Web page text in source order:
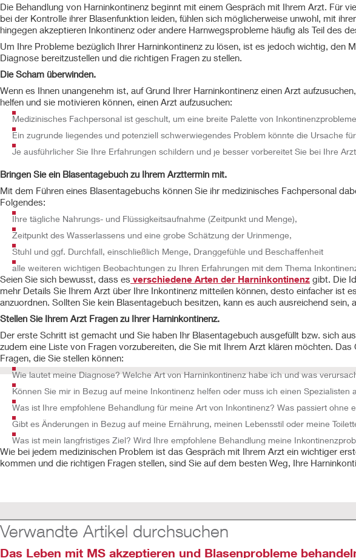
Die Behandlung von Harninkontinenz beginnt mit einem Gespräch mit Ihrem Arzt. Für
bei der Kontrolle ihrer Blasenfunktion leiden, fühlen sich möglicherweise unwohl, mit
hingegen akzeptieren Inkontinenz oder andere Harnwegsprobleme häufig als Teil des
Um Ihre Probleme bezüglich Ihrer Harninkontinenz zu lösen, ist es jedoch wichtig, den
Diagnose bereitzustellen und die richtigen Fragen zu stellen.
Die Scham überwinden.
Wenn es Ihnen unangenehm ist, auf Grund Ihrer Harninkontinenz einen Arzt
helfen und sie motivieren können, einen Arzt aufzusuchen:
Medizinisches Fachpersonal ist geschult, um eine breite Palette von
Ein zugrunde liegendes und potenziell schwerwiegendes Problem könnte die Ursache
Je ausführlicher Sie Ihre Erfahrungen schildern und je besser vorbereitet Sie bei Ihre
Bringen Sie ein Blasentagebuch zu Ihrem Arzttermin mit.
Mit dem Führen eines Blasentagebuchs können Sie ihr medizinisches Fachpersonal
Folgendes:
Ihre tägliche Nahrungs- und Flüssigkeitsaufnahme (Zeitpunkt und Menge),
Zeitpunkt des Wasserlassens und eine grobe Schätzung der Urinmenge,
Stuhl und ggf. Durchfall, einschließlich Menge, Dranggefühle und Beschaffenheit
alle weiteren wichtigen Beobachtungen zu Ihren Erfahrungen mit dem Thema
Seien Sie sich bewusst, dass es verschiedene Arten der Harninkontinenz gibt. Die
mehr Details Sie Ihrem Arzt über Ihre Inkontinenz mitteilen können, desto einfacher ist
anzuordnen. Sollten Sie kein Blasentagebuch besitzen, kann es auch ausreichend
Stellen Sie Ihrem Arzt Fragen zu Ihrer Harninkontinenz.
Der erste Schritt ist gemacht und Sie haben Ihr Blasentagebuch ausgefüllt bzw. sich
zudem eine Liste von Fragen vorzubereiten, die Sie mit Ihrem Arzt klären möchten.
Fragen, die Sie stellen können:
Wie lautet meine Diagnose? Welche Art von Harninkontinenz habe ich und was
Können Sie mir in Bezug auf meine Inkontinenz helfen oder muss ich einen Spezialisten
Was ist Ihre empfohlene Behandlung für meine Art von Inkontinenz? Was passiert ohne
Gibt es Änderungen in Bezug auf meine Ernährung, meinen Lebensstil oder meine
Was ist mein langfristiges Ziel? Wird Ihre empfohlene Behandlung meine
Wie bei jedem medizinischen Problem ist das Gespräch mit Ihrem Arzt ein wichtiger
kommen und die richtigen Fragen stellen, sind Sie auf dem besten Weg, Ihre
Verwandte Artikel durchsuchen
Das Leben mit MS akzeptieren und Blasenprobleme